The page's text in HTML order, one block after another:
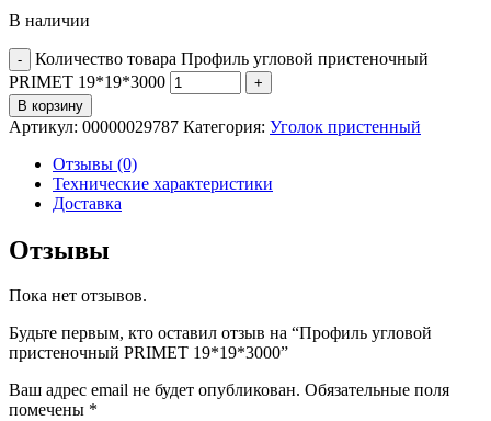
В наличии
Количество товара Профиль угловой пристеночный
PRIMET 19*19*3000
В корзину
Артикул: 00000029787 Категория: Уголок пристенный
Отзывы (0)
Технические характеристики
Доставка
Отзывы
Пока нет отзывов.
Будьте первым, кто оставил отзыв на “Профиль угловой
пристеночный PRIMET 19*19*3000”
Ваш адрес email не будет опубликован. Обязательные поля
помечены *